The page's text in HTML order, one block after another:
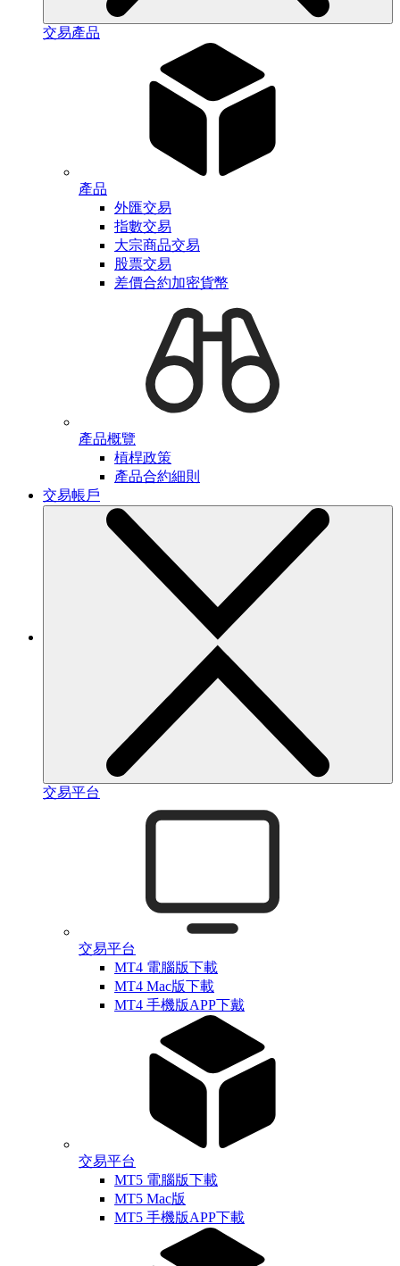
交易產品
產品
外匯交易
指數交易
大宗商品交易
股票交易
差價合約加密貨幣
產品概覽
槓桿政策
產品合約細則
交易帳戶
交易平台
交易平台
MT4 電腦版下載
MT4 Mac版下載
MT4 手機版APP下戴
交易平台
MT5 電腦版下載
MT5 Mac版
MT5 手機版APP下載